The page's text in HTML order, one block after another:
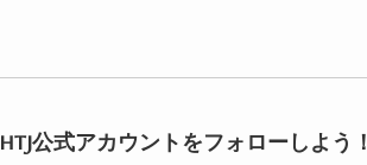
HTJ公式アカウントをフォローしよう！